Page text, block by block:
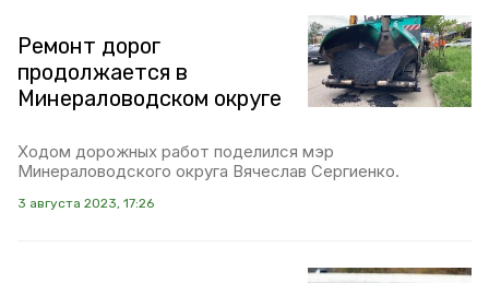
Ремонт дорог
продолжается в
Минераловодском округе
Ходом дорожных работ поделился мэр
Минераловодского округа Вячеслав Сергиенко.
3 августа 2023, 17:26